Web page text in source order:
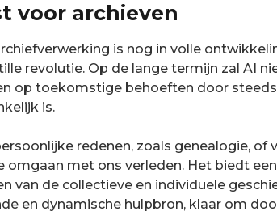
voor archieven
is nog in volle
revolutie. Op de lange termijn zal AI
op toekomstige behoeften door
is.
redenen, zoals genealogie,
met ons verleden. Het biedt
van de collectieve en individuele
en dynamische hulpbron, klaar om